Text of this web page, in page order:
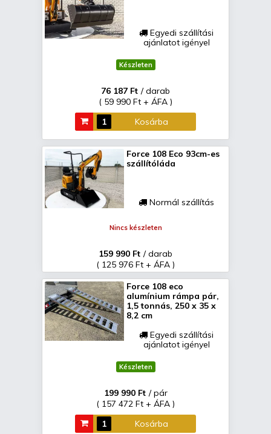
Egyedi szállítási
ajánlatot igényel
Készleten
76 187 Ft / darab
( 59 990 Ft + ÁFA )
Kosárba
Force 108 Eco 93cm-es
szállítóláda
Normál szállítás
Nincs készleten
159 990 Ft / darab
( 125 976 Ft + ÁFA )
Force 108 eco
alumínium rámpa pár,
1,5 tonnás, 250 x 35 x
8,2 cm
Egyedi szállítási
ajánlatot igényel
Készleten
199 990 Ft / pár
( 157 472 Ft + ÁFA )
Kosárba